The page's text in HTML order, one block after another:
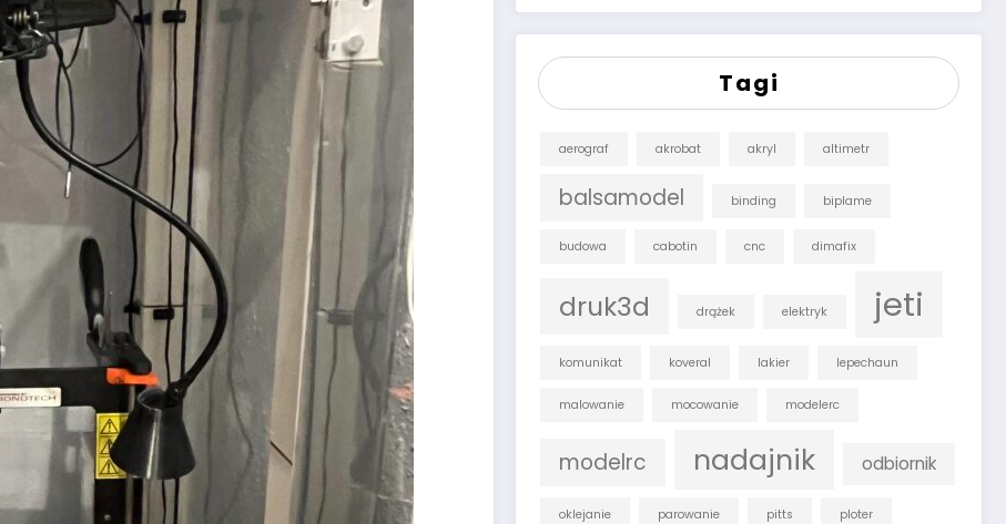
Tagi
aerograf akrobat akryl altimetr
balsamodel binding biplame
budowa cabotin cnc dimafix
druk3d drążek elektryk jeti
komunikat koveral lakier lepechaun
malowanie mocowanie modelerc
modelrc nadajnik odbiornik
oklejanie parowanie pitts ploter